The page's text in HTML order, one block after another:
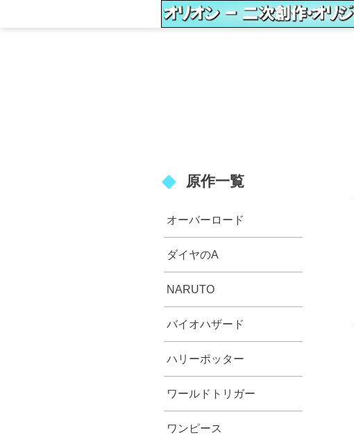
原作一覧
オーバーロード
ダイヤのA
NARUTO
バイオハザード
ハリーポッター
ワールドトリガー
ワンピース